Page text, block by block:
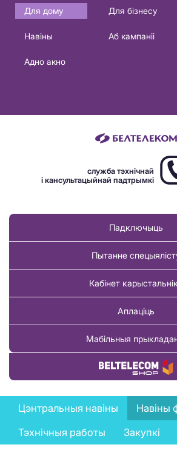
Основная
навигация
Для дому Для бізнесу
Навіны
Аб кампаніі
Адно акно
служба тэхнічнай
і кансультацыйнай падтрымкі
Падключыць
Пытанне
Кабінет
Аплаціць
Мабільныя
Купіць тавар
News
menu
Цэнтральныя навіны
Навіны
Тэхнічныя работы
Закупкі